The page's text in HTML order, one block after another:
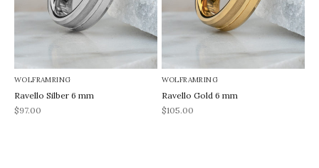
WOLFRAMRING
Ravello Silber 6 mm
REA-pris
$97.00
WOLFRAMRING
Ravello Gold 6 mm
REA-pris
$105.00